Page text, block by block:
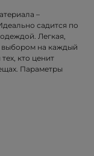
–
садится по
Легкая,
выбором на каждый
кто ценит
Параметры